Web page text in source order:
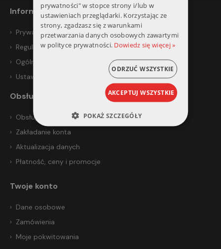
Informacje
Prywatność i bezpieczeństwo
Regulamin
Ogólne warunki sprzedaży
Ustawienia prywatności
Obsługa klienta
Obsługa klienta
Zakładanie konta
Aktualizacja danych
Płatność, ceny i promocje
Twoje konto
Dane osobowe
Zamówienia
Moje pokwitowania
prywatności" w stopce strony i/lub w
ustawieniach przeglądarki. Korzystając ze
strony, zgadzasz się z warunkami
przetwarzania danych osobowych zawartymi
w polityce prywatności. Dowiedz się więcej »
AKCEPTUJ WSZYSTKIE
ODRZUĆ WSZYSTKIE
POKAŻ SZCZEGÓŁY